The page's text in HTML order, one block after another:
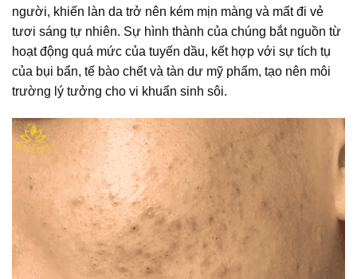
người, khiến làn da trở nên kém mịn màng và mất đi vẻ
tươi sáng tự nhiên. Sự hình thành của chúng bắt nguồn từ
hoạt động quá mức của tuyến dầu, kết hợp với sự tích tụ
của bụi bẩn, tế bào chết và tàn dư mỹ phẩm, tạo nên môi
trường lý tưởng cho vi khuẩn sinh sôi.